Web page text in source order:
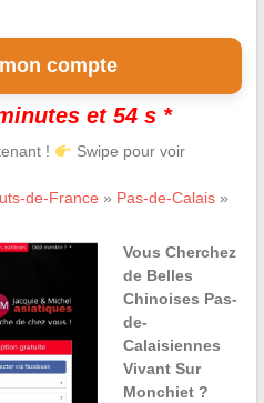
compte
et 54 s *
! Swipe pour voir
de-France » Pas-de-Calais»
Vous Cherchez
de Belles
Chinoises Pas-
de-
Calaisiennes
Vivant Sur
Monchiet ?